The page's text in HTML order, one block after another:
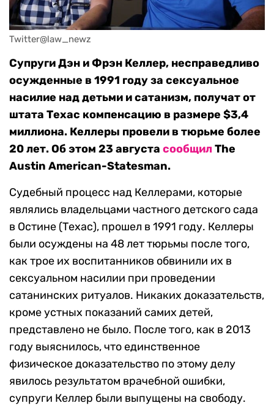
Twitter@law_newz
Супруги Дэн и Фрэн Келлер, несправедливо
осужденные в 1991 году за сексуальное
насилие над детьми и сатанизм, получат от
штата Техас компенсацию в размере $3,4
миллиона. Келлеры провели в тюрьме более
20 лет. Об этом 23 августа сообщилThe
Austin American-Statesman.
Судебный процесс над Келлерами, которые
являлись владельцами частного детского сада
в Остине (Техас), прошел в 1991 году. Келлеры
были осуждены на 48 лет тюрьмы после того,
как трое их воспитанников обвинили их в
сексуальном насилии при проведении
сатанинских ритуалов. Никаких доказательств,
кроме устных показаний самих детей,
представлено не было. После того, как в 2013
году выяснилось, что единственное
физическое доказательство по этому делу
явилось результатом врачебной ошибки,
супруги Келлер были выпущены на свободу.